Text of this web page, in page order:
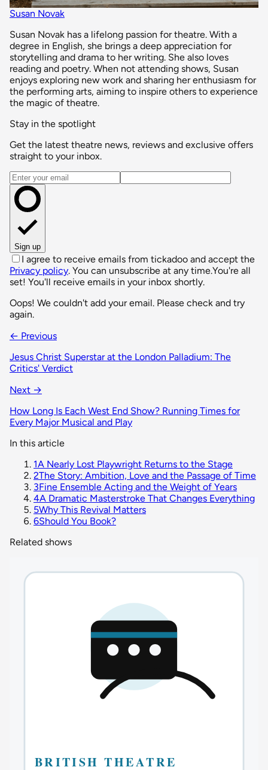
Susan Novak
Susan Novak has a lifelong passion for theatre. With a
degree in English, she brings a deep appreciation for
storytelling and drama to her writing. She also loves
reading and poetry. When not attending shows, Susan
enjoys exploring new work and sharing her enthusiasm for
the performing arts, aiming to inspire others to experience
the magic of theatre.
Stay in the spotlight
Get the latest theatre news, reviews and exclusive offers
straight to your inbox.
Email address
Sign up
I agree to receive emails from tickadoo and accept the
Privacy policy. You can unsubscribe at any time.You're all
set! You'll receive emails in your inbox shortly.
Oops! We couldn't add your email. Please check and try
again.
← Previous
Jesus Christ Superstar at the London Palladium: The
Critics' Verdict
Next →
How Long Is Each West End Show? Running Times for
Every Major Musical and Play
In this article
1A Nearly Lost Playwright Returns to the Stage
2The Story: Ambition, Love and the Passage of Time
3Fine Ensemble Acting and the Weight of Years
4A Dramatic Masterstroke That Changes Everything
5Why This Revival Matters
6Should You Book?
Related shows